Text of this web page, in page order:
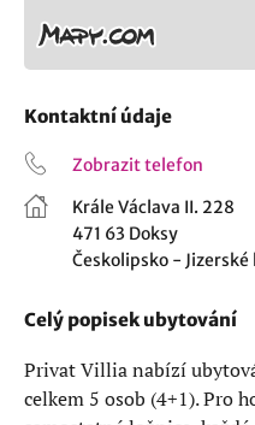
Celý popisek ubytování
Privat Villia nabízí
celkem 5 osob (4+1). Pro
Kontaktní údaje
Zobrazit telefon
Krále Václava II. 228
471 63 Doksy
Českolipsko - Jizerské